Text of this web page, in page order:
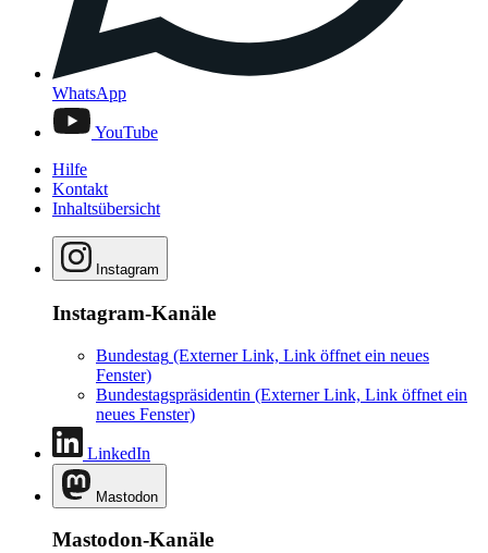
WhatsApp
YouTube
Hilfe
Kontakt
Inhaltsübersicht
Instagram
Instagram-Kanäle
Bundestag (Externer Link, Link öffnet ein neues
Fenster)
Bundestagspräsidentin (Externer Link, Link öffnet ein
neues Fenster)
LinkedIn
Mastodon
Mastodon-Kanäle